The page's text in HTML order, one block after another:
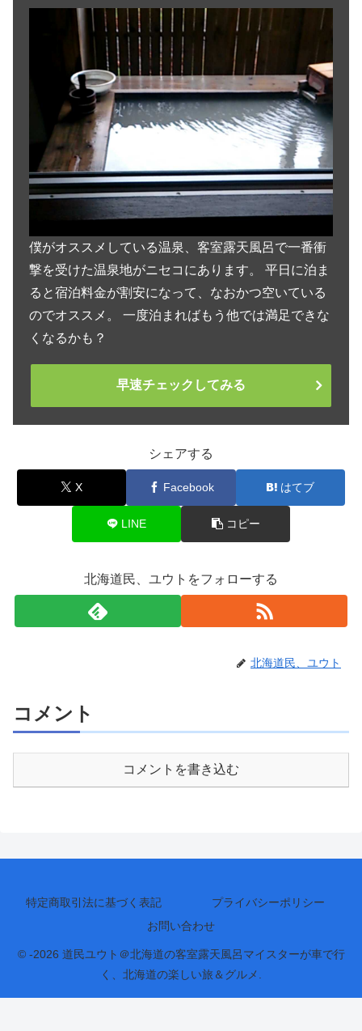
僕がオススメしている温泉、客室露天風呂で一番衝
撃を受けた温泉地がニセコにあります。 平日に泊ま
ると宿泊料金が割安になって、なおかつ空いている
のでオススメ。 一度泊まればもう他では満足できな
くなるかも？
早速チェックしてみる
シェアする
X Facebook はてブ
LINE コピー
北海道民、ユウトをフォローする
北海道民、ユウト
コメント
コメントを書き込む
特定商取引法に基づく表記
プライバシーポリシー
お問い合わせ
© -2026 道民ユウト＠北海道の客室露天風呂マイスターが車で行
く、北海道の楽しい旅＆グルメ.